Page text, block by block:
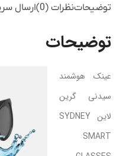
توضیحاتنظرات (0) ارسال
توضیحات
عینک هوشمند
سیدنی گرین
لاین SYDNEY
SMART